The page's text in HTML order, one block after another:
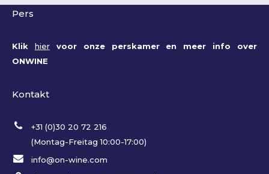
Pers
Klik hiervoor onze perskamer en meer info over
ONWINE
Kontakt
+31 (0)30 20 72 216
(Montag-Freitag 10:00-17:00)
info@on-wine.com